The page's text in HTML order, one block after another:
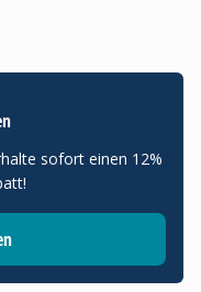
sofort einen 12%